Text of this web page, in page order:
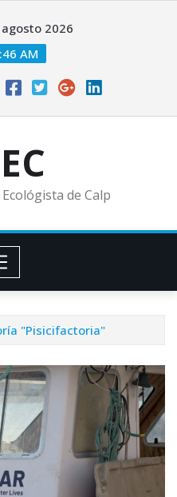
2026
AM
de Calp
"Pisicifactoria"